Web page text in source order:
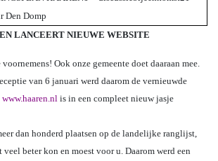
Den Domp
LANCEERT NIEUWE WEBSITE
Ook onze gemeente doet daaraan mee.
van 6 januari werd daarom de vernieuwde
www.haaren.nl is in een compleet nieuw jasje
dan honderd plaatsen op de landelijke ranglijst,
beter kon en moest voor u. Daarom werd een